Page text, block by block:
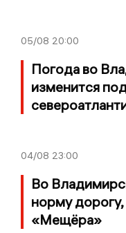
05/08 20:00
Погода во
изменится
04/08 23:00
Во
норму
«Мещёра»